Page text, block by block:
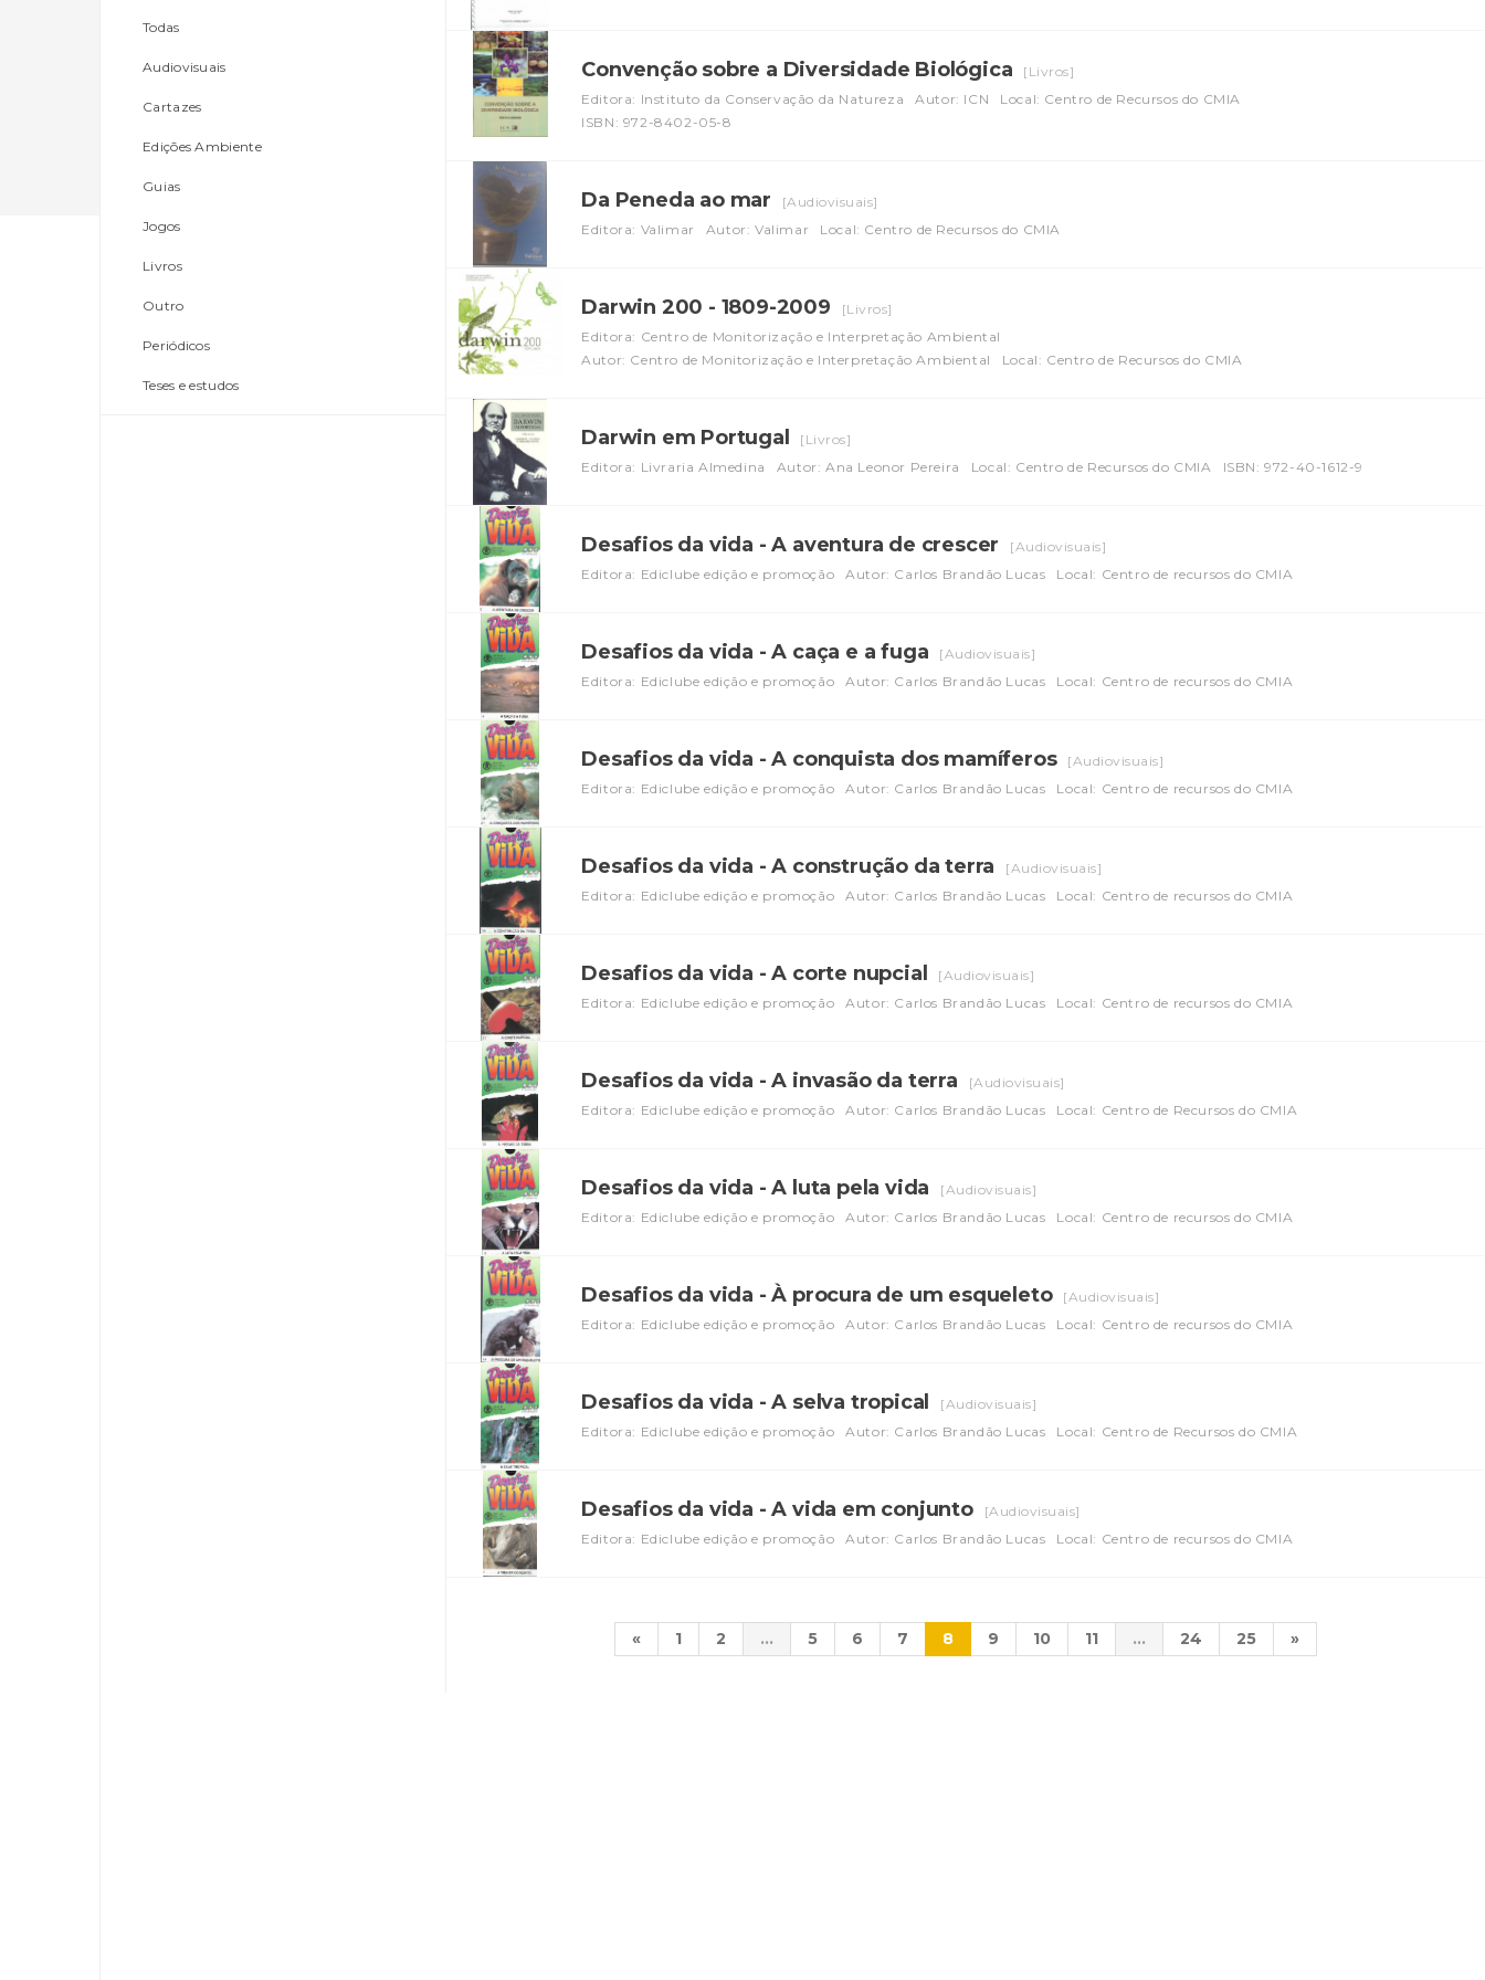
Todas
Audiovisuais
Cartazes
Edições Ambiente
Guias
Jogos
Livros
Outro
Periódicos
Teses e estudos
Convenção sobre a Diversidade Biológica
[Livros]
Editora: Instituto da Conservação da Natureza
Autor: ICN
Local: Centro de Recursos do CMIA
ISBN: 972-8402-05-8
Da Peneda ao mar
[Audiovisuais]
Editora: Valimar
Autor: Valimar Local: Centro de Recursos do CMIA
Darwin 200 - 1809-2009
[Livros]
Editora: Centro de Monitorização e Interpretação Ambiental
Autor: Centro de Monitorização e Interpretação Ambiental
Local: Centro de Recursos do CMIA
Darwin em Portugal
[Livros]
Editora: Livraria Almedina
Autor: Ana Leonor Pereira Local: Centro de Recursos do CMIA ISBN: 972-40-1612-9
Desafios da vida - A aventura de crescer
[Audiovisuais]
Editora: Ediclube edição e promoção
Autor: Carlos Brandão Lucas Local: Centro de recursos do CMIA
Desafios da vida - A caça e a fuga
[Audiovisuais]
Editora: Ediclube edição e promoção
Autor: Carlos Brandão Lucas Local: Centro de recursos do CMIA
Desafios da vida - A conquista dos mamíferos
[Audiovisuais]
Editora: Ediclube edição e promoção
Autor: Carlos Brandão Lucas Local: Centro de recursos do CMIA
Desafios da vida - A construção da terra
[Audiovisuais]
Editora: Ediclube edição e promoção
Autor: Carlos Brandão Lucas Local: Centro de recursos do CMIA
Desafios da vida - A corte nupcial
[Audiovisuais]
Editora: Ediclube edição e promoção
Autor: Carlos Brandão Lucas Local: Centro de recursos do CMIA
Desafios da vida - A invasão da terra
[Audiovisuais]
Editora: Ediclube edição e promoção
Autor: Carlos Brandão Lucas Local: Centro de Recursos do CMIA
Desafios da vida - A luta pela vida
[Audiovisuais]
Editora: Ediclube edição e promoção
Autor: Carlos Brandão Lucas Local: Centro de recursos do CMIA
Desafios da vida - À procura de um esqueleto
[Audiovisuais]
Editora: Ediclube edição e promoção
Autor: Carlos Brandão Lucas Local: Centro de recursos do CMIA
Desafios da vida - A selva tropical
[Audiovisuais]
Editora: Ediclube edição e promoção
Autor: Carlos Brandão Lucas Local: Centro de Recursos do CMIA
Desafios da vida - A vida em conjunto
[Audiovisuais]
Editora: Ediclube edição e promoção
Autor: Carlos Brandão Lucas Local: Centro de recursos do CMIA
« 1 2 ... 5 6 7 8 9 10 11 ... 24 25 »